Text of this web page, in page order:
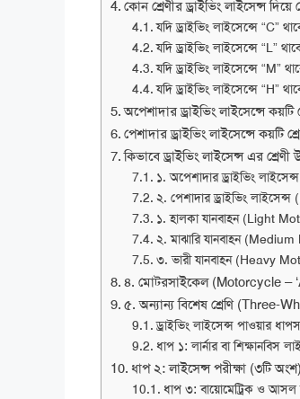
কোন শ্রেণীর ড্রাইভিং লাইসেন্স
যদি ড্রাইভিং লাইসেন্সে “C”
যদি ড্রাইভিং লাইসেন্সে “L”
যদি ড্রাইভিং লাইসেন্সে “M”
যদি ড্রাইভিং লাইসেন্সে “H”
অপেশাদার ড্রাইভিং লাইসেন্সে
পেশাদার ড্রাইভিং লাইসেন্সে কয়টি
কিভাবে ড্রাইভিং লাইসেন্স এর
১. অপেশাদার ড্রাইভিং
২. পেশাদার ড্রাইভিং
১. হালকা যানবাহন (Light
২. মাঝারি যানবাহন
৩. ভারী যানবাহন (Heavy
৪. মোটরসাইকেল (Motorcycle –
৫. অন্যান্য বিশেষ শ্রেণি (Three-
ড্রাইভিং লাইসেন্স পাওয়ার
ধাপ ১: লার্নার বা শিক্ষানবিস
ধাপ ২: লাইসেন্স পরীক্ষা (৩টি অংশ)
ধাপ ৩: বায়োমেট্রিক ও আসল